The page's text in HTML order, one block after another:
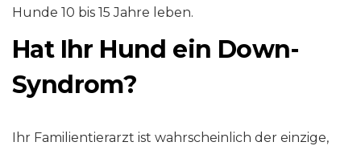
Hunde 10 bis 15 Jahre leben.
Hat Ihr Hund ein Down-
Syndrom?
Ihr Familientierarzt ist wahrscheinlich der einzige,